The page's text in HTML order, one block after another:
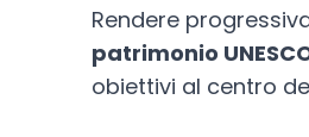
Rendere
patrimonio
obiettivi al centro